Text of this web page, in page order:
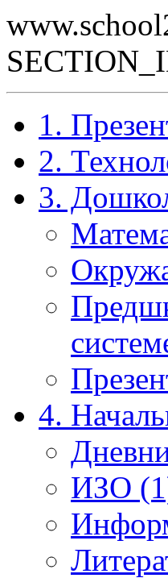
1.
2.
3.
4.
ИЗО